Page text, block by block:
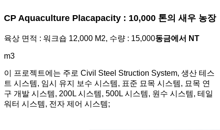
CP Aquaculture Placapacity : 10,000 톤의 새우 농장
육상 면적 : 워크숍 12,000 M2, 수량 : 15,000동금에서 NT
m3
이 프로젝트에는 주로 Civil Steel Struction System, 생산 테스
트 시스템, 임시 유지 보수 시스템, 표준 묘목 시스템, 묘목 연
구 개발 시스템, 200L 시스템, 500L 시스템, 원수 시스템, 테일
워터 시스템, 전자 제어 시스템;